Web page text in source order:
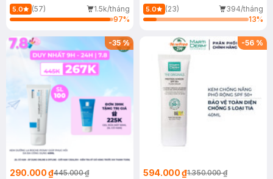
Dầu 500ml
5.0 (57)
1.5k/tháng
97%
(Mới)
5.0 (23)
394/tháng
13%
-35%
290.000 ₫445.000 ₫
-56 %
594.000 ₫1.350.000 ₫